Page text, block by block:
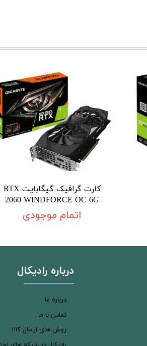
کارت گرافیک گیگابایت RTX
2060 WINDFORCE OC 6G
اتمام موجودی
درباره رادیکال
درباره ما
تماس با ما
روش های ارسال کالا